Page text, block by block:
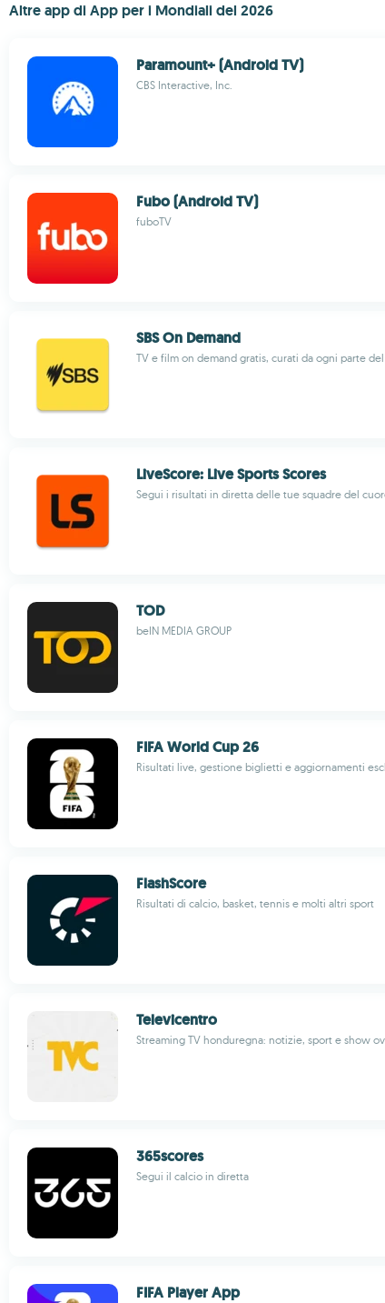
Altre app di App per i Mondiali del 2026
Paramount+ (Android TV)
CBS Interactive, Inc.
Fubo (Android TV)
fuboTV
SBS On Demand
TV e film on demand gratis, curati da ogni parte
LiveScore: Live Sports Scores
Segui i risultati in diretta delle tue squadre del
TOD
beIN MEDIA GROUP
FIFA World Cup 26
Risultati live, gestione biglietti e aggiornamenti
FlashScore
Risultati di calcio, basket, tennis e molti altri sport
Televicentro
Streaming TV honduregna: notizie, sport e show
365scores
Segui il calcio in diretta
FIFA Player App